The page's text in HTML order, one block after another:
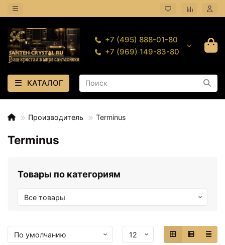
+7 (495) 888-01-80
+7 (969) 149-83-80
КАТАЛОГ
Производитель Terminus
Terminus
Товары по категориям